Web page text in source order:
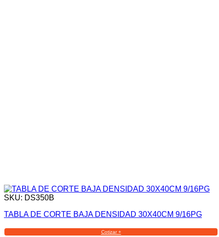
SKU: DS350B
TABLA DE CORTE BAJA DENSIDAD 30X40CM 9/16PG
Cotizar +